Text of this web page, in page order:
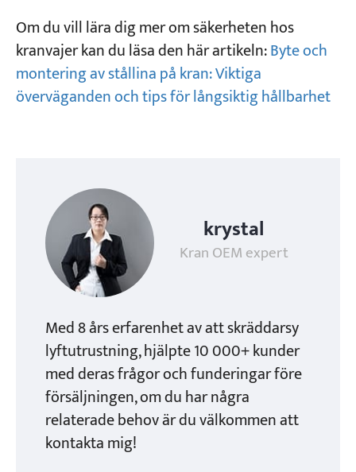
Om du vill lära dig mer om säkerheten hos
kranvajer kan du läsa den här artikeln:Byte och
montering av stållina på kran: Viktiga
överväganden och tips för långsiktig hållbarhet
krystal
Kran OEM expert
Med 8 års erfarenhet av att skräddarsy
lyftutrustning, hjälpte 10 000+ kunder
med deras frågor och funderingar före
försäljningen, om du har några
relaterade behov är du välkommen att
kontakta mig!